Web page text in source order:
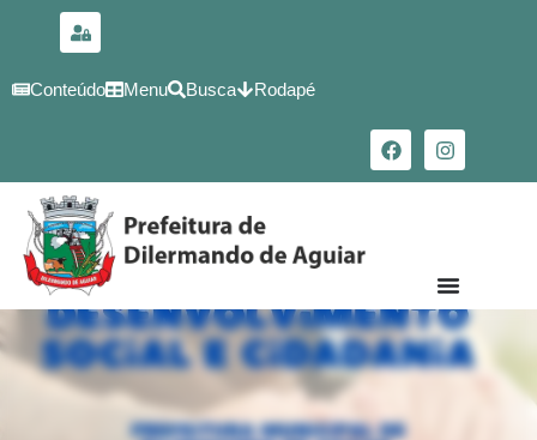
conteúdo
Conteúdo Menu Busca Rodapé